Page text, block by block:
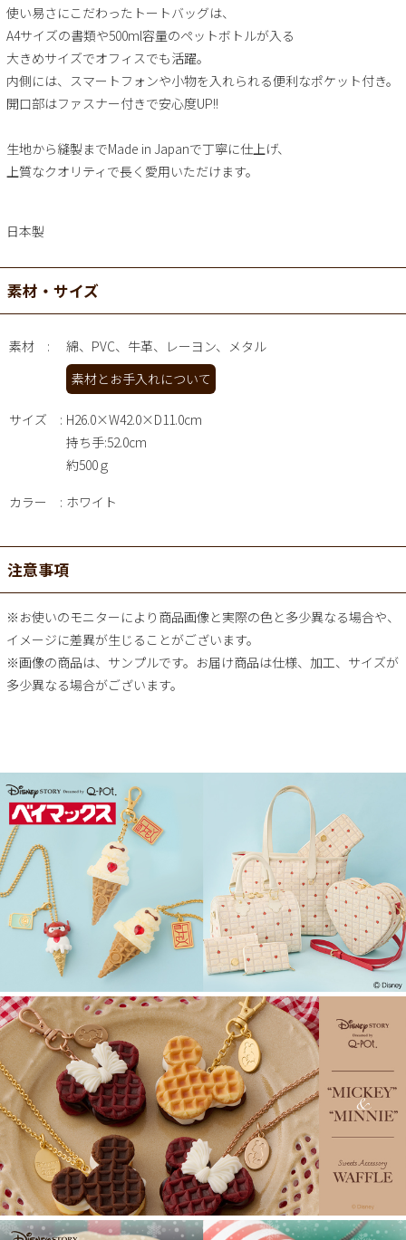
使い易さにこだわったトートバッグは、
A4サイズの書類や500ml容量のペットボトルが入る
大きめサイズでオフィスでも活躍。
内側には、スマートフォンや小物を入れられる便利なポケット付き。
開口部はファスナー付きで安心度UP!!
生地から縫製までMade in Japanで丁寧に仕上げ、
上質なクオリティで長く愛用いただけます。
日本製
素材・サイズ
素材
綿、PVC、牛革、レーヨン、メタル
素材とお手入れについて
サイズ
H26.0×W42.0×D11.0cm
持ち手:52.0cm
約500ｇ
カラー ホワイト
注意事項
※お使いのモニターにより商品画像と実際の色と多少異なる場合や、
イメージに差異が生じることがございます。
※画像の商品は、サンプルです。お届け商品は仕様、加工、サイズが
多少異なる場合がございます。